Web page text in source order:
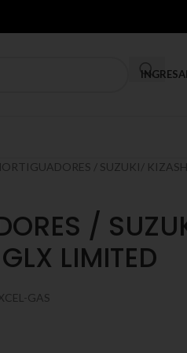
/ SUZUKI/
/
LIMITED
GAS